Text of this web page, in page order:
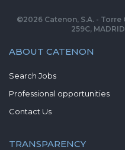
ABOUT CATENON
Search Jobs
Professional opportunities
Contact Us
TRANSPARENCY
©2026 Catenon, S.A. - Torre
259C,